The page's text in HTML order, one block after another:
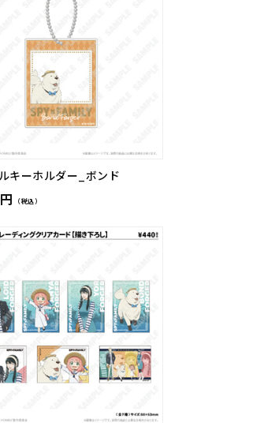
キーホルダー_ボンド
（税込）